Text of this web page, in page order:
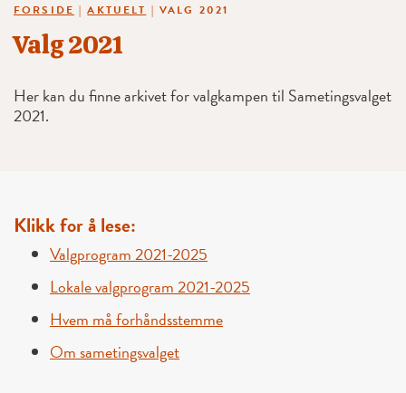
FORSIDE |AKTUELT | VALG 2021
Valg 2021
Her kan du finne arkivet for valgkampen til Sametingsvalget
2021.
Klikk for å lese:
Valgprogram 2021-2025
Lokale valgprogram 2021-2025
Hvem må forhåndsstemme
Om sametingsvalget